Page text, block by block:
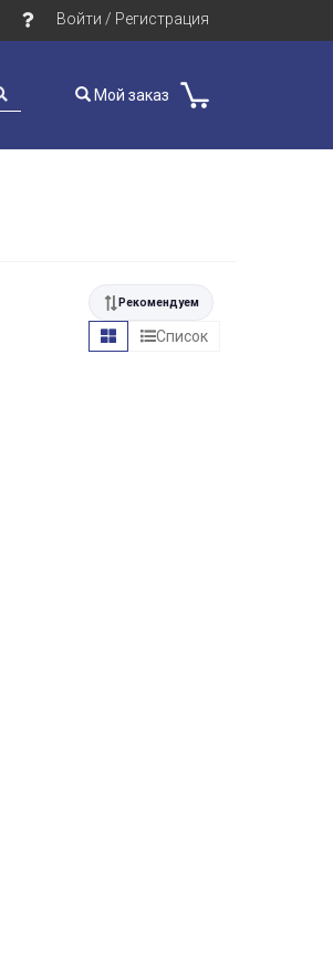
Войти / Регистрация
Мой заказ
Рекомендуем
Список